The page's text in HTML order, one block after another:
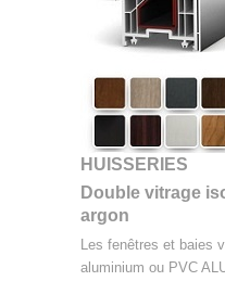
HUISSERIES
Double vitrage
argon
Les fenêtres et baies
aluminium ou PVC